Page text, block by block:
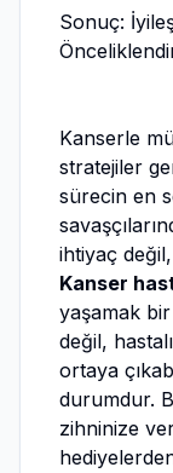
Sonuç:
Kanserle
stratejiler
sürecin en
ihtiyaç
Kanser
yaşamak bir
değil,
ortaya
durumdur.
zihninize